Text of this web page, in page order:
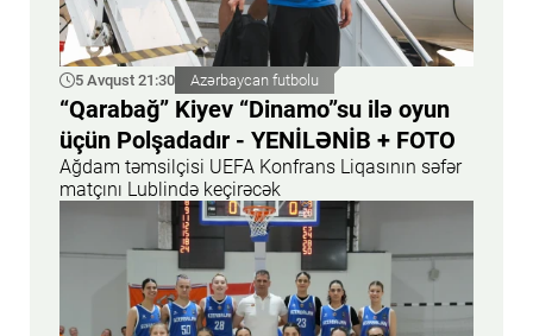
5 Avqust 21:30 Azərbaycan futbolu
“Qarabağ” Kiyev “Dinamo”su ilə oyun
üçün Polşadadır - YENİLƏNİB + FOTO
Ağdam təmsilçisi UEFA Konfrans Liqasının səfər
matçını Lublində keçirəcək